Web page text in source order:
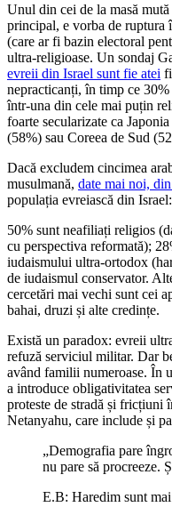
Unul din cei de la masă
principal, e vorba de ruptura
(care ar fi bazin electoral
ultra-religioase. Un sondaj
evreii din Israel sunt fie atei
nepracticanți, în timp ce
într-una din cele mai puțin
foarte secularizate ca
(58%) sau Coreea de Sud
Dacă excludem cincimea
musulmană, date mai noi,
populația evreiască din Israel:
50% sunt neafiliați religios
cu perspectiva reformată);
iudaismului ultra-ortodox
de iudaismul conservator.
cercetări mai vechi sunt cei
bahai, druzi și alte credințe.
Există un paradox: evreii
refuză serviciul militar. Dar
având familii numeroase. În
a introduce obligativitatea
proteste de stradă și fricțiuni
Netanyahu, care include și
„Demografia pare
nu pare să procreeze.
E.B: Haredim sunt